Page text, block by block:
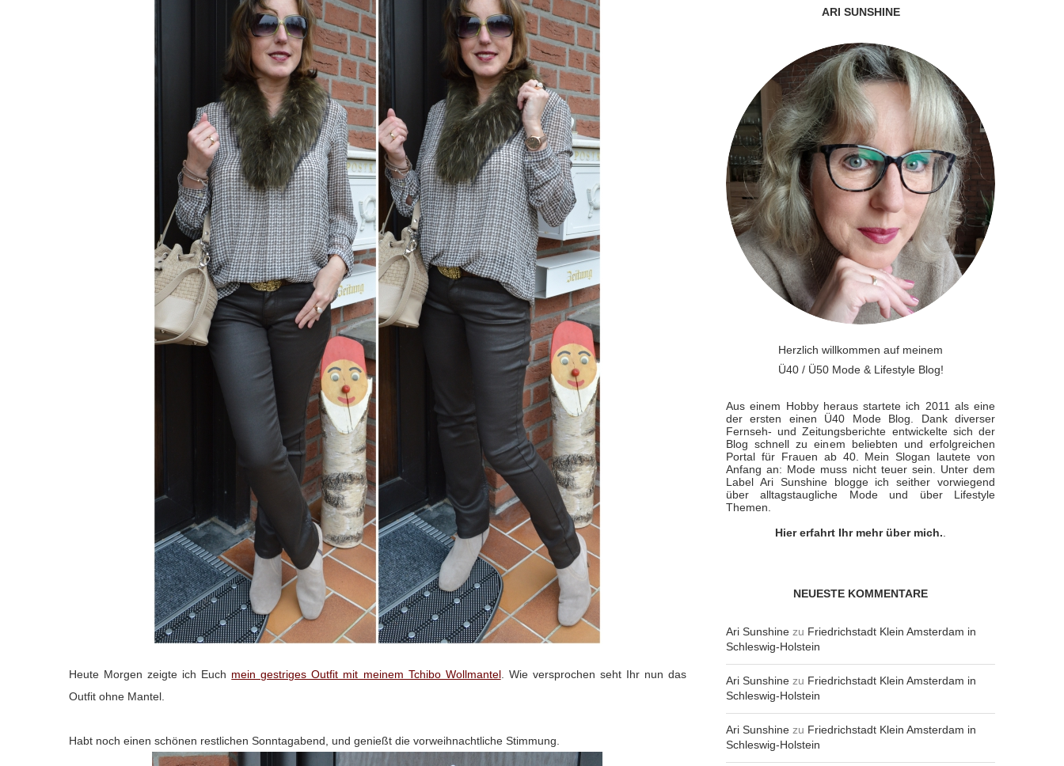
Heute Morgen zeigte ich Euch mein gestriges Outfit mit meinem Tchibo Wollmantel. Wie versprochen seht Ihr nun das
Outfit ohne Mantel.
Habt noch einen schönen restlichen Sonntagabend, und genießt die vorweihnachtliche Stimmung.
ARI SUNSHINE
Herzlich willkommen auf meinem
Ü40 / Ü50 Mode & Lifestyle Blog!
Aus einem Hobby heraus startete ich 2011 als eine
der ersten einen Ü40 Mode Blog. Dank diverser
Fernseh- und Zeitungsberichte entwickelte sich der
Blog schnell zu einem beliebten und erfolgreichen
Portal für Frauen ab 40. Mein Slogan lautete von
Anfang an: Mode muss nicht teuer sein. Unter dem
Label Ari Sunshine blogge ich seither vorwiegend
über alltagstaugliche Mode und über Lifestyle
Themen.
Hier erfahrt Ihr mehr über mich..
NEUESTE KOMMENTARE
Ari Sunshine zu Friedrichstadt Klein Amsterdam in
Schleswig-Holstein
Ari Sunshine zu Friedrichstadt Klein Amsterdam in
Schleswig-Holstein
Ari Sunshine zu Friedrichstadt Klein Amsterdam in
Schleswig-Holstein